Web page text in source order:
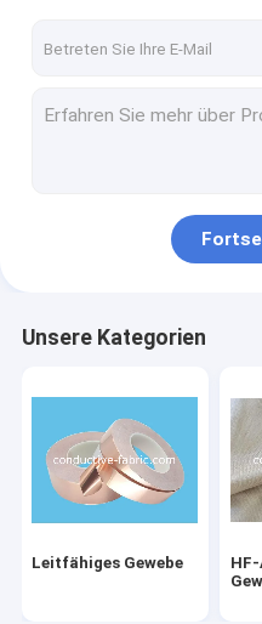
Emf, der Gewebe
Mit Erde bedecken des
Leitfähiges Garn
Magnetische Gewebe
Unsere Kategorien
Leitfähiges Gewebe